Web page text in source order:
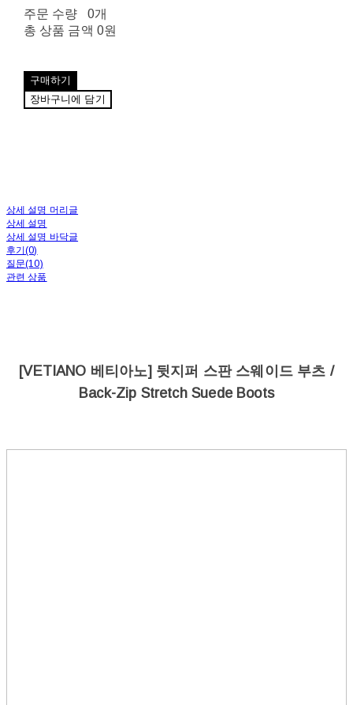
주문 수량
0개
총 상품 금액 0원
구매하기
장바구니에 담기
상세 설명 머리글
상세 설명
상세 설명 바닥글
후기(0)
질문(10)
관련 상품
[VETIANO 베티아노] 뒷지퍼 스판 스웨이드 부츠 /
Back-Zip Stretch Suede Boots